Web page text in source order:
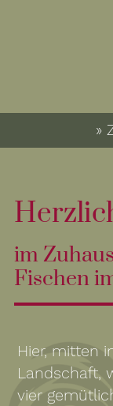
»
im
Fischen
Hier, mitten
Landschaft,
vier